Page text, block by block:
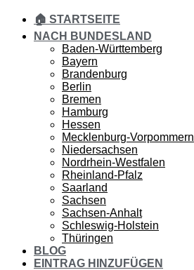
🏠 STARTSEITE
NACH BUNDESLAND
Baden-Württemberg
Bayern
Brandenburg
Berlin
Bremen
Hamburg
Hessen
Mecklenburg-Vorpommern
Niedersachsen
Nordrhein-Westfalen
Rheinland-Pfalz
Saarland
Sachsen
Sachsen-Anhalt
Schleswig-Holstein
Thüringen
BLOG
EINTRAG HINZUFÜGEN